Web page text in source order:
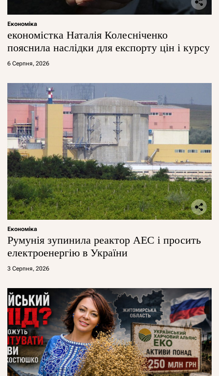
Економіка
економістка Наталія Колесніченко
пояснила наслідки для експорту цін і курсу
6 Серпня, 2026
Економіка
Румунія зупинила реактор АЕС і просить
електроенергію в України
3 Серпня, 2026